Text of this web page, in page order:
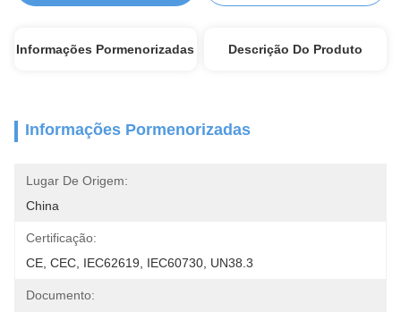
Informações Pormenorizadas Descrição Do Produto
Informações Pormenorizadas
Lugar De Origem:
China
Certificação:
CE, CEC, IEC62619, IEC60730, UN38.3
Documento: